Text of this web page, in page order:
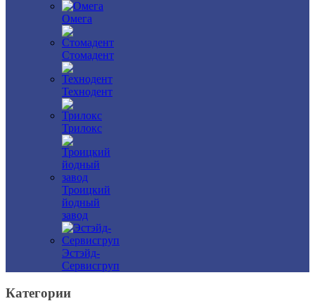
Омега
Стомадент
Технодент
Трилокс
Троицкий
йодный
завод
Эстэйд-
Сервисгруп
Категории